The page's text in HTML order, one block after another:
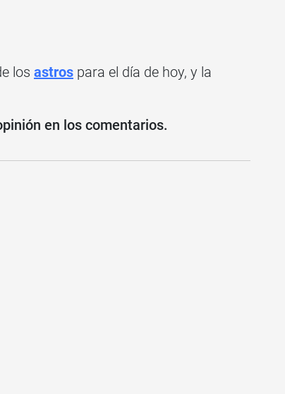
los astros para el día de hoy, y la
en los comentarios.